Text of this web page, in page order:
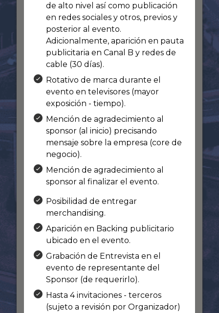
de alto nivel así como publicación
en redes sociales y otros, previos y
posterior al evento.
Adicionalmente, aparición en pauta
publicitaria en Canal B y redes de
cable (30 días).
Rotativo de marca durante el
evento en televisores (mayor
exposición - tiempo).
Mención de agradecimiento al
sponsor (al inicio) precisando
mensaje sobre la empresa (core de
negocio).
Mención de agradecimiento al
sponsor al finalizar el evento.
Posibilidad de entregar
merchandising.
Aparición en Backing publicitario
ubicado en el evento.
Grabación de Entrevista en el
evento de representante del
Sponsor (de requerirlo).
Hasta 4 invitaciones - terceros
(sujeto a revisión por Organizador)